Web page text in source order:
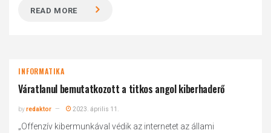
READ MORE
INFORMATIKA
Váratlanul bemutatkozott a titkos angol kiberhaderő
byredaktor 2023. április 11.
„Offenzív kibermunkával védik az internetet az állami